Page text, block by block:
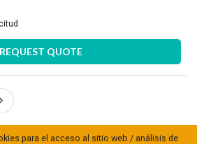
REQUEST QUOTE
para el acceso al sitio web / análisis de